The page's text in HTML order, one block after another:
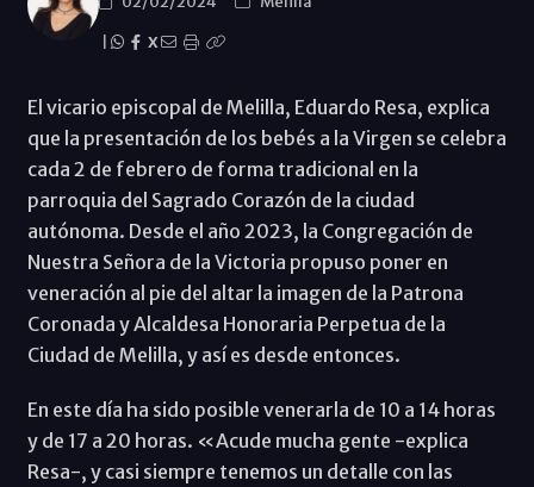
X
El vicario episcopal de Melilla, Eduardo Resa, explica
que la presentación de los bebés a la Virgen se celebra
cada 2 de febrero de forma tradicional en la
parroquia del Sagrado Corazón de la ciudad
autónoma. Desde el año 2023, la Congregación de
Nuestra Señora de la Victoria propuso poner en
veneración al pie del altar la imagen de la Patrona
Coronada y Alcaldesa Honoraria Perpetua de la
Ciudad de Melilla, y así es desde entonces.
En este día ha sido posible venerarla de 10 a 14 horas
y de 17 a 20 horas. «Acude mucha gente -explica
Resa-, y casi siempre tenemos un detalle con las